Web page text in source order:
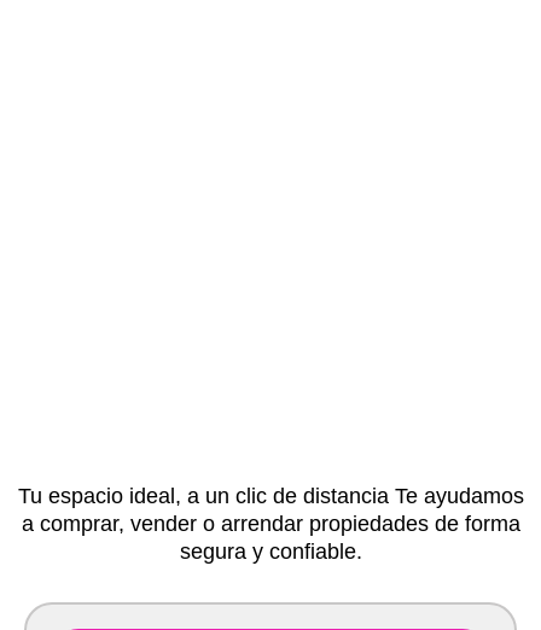
Tu espacio ideal, a un clic de distancia Te ayudamos
a comprar, vender o arrendar propiedades de forma
segura y confiable.